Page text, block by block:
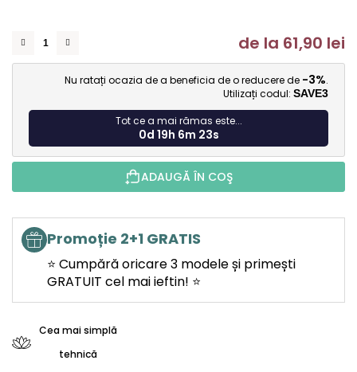
de la 61,90 lei
Nu ratați ocazia de a beneficia de o reducere de -3%.
Utilizați codul: SAVE3
Tot ce a mai rămas este...
0d 19h 6m 22s
ADAUGĂ ÎN COŞ
Promoție 2+1 GRATIS
⭐ Cumpără oricare 3 modele și primești
GRATUIT cel mai ieftin! ⭐
Cea mai simplă
tehnică